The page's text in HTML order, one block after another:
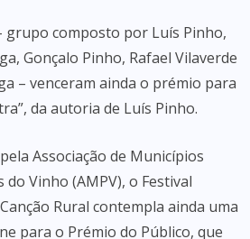
grupo composto por Luís Pinho,
Gonçalo Pinho, Rafael Vilaverde
– venceram ainda o prémio para
da autoria de Luís Pinho.
Associação de Municípios
Vinho (AMPV), o Festival
Rural contempla ainda uma
para o Prémio do Público, que